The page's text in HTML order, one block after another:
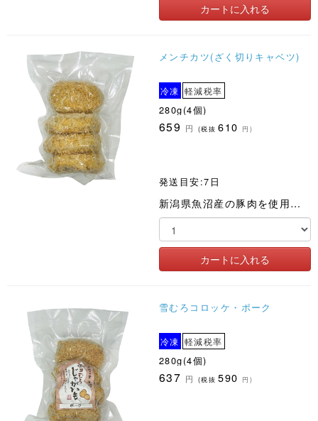
メンチカツ(ざく切りキャベツ)
冷凍 軽減税率
280g(4個)
659 円 (税抜610 円)
発送目安:7日
新潟県魚沼産の豚肉を使用、サクサクとした食感のメンチカツに仕上げました
雪むろコロッケ・ポーク
冷凍 軽減税率
280g(4個)
637 円 (税抜590 円)